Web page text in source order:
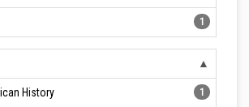
1
History 1